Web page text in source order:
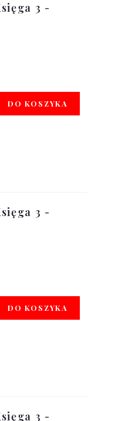
3 -
DO KOSZYKA
3 -
DO KOSZYKA
3 -